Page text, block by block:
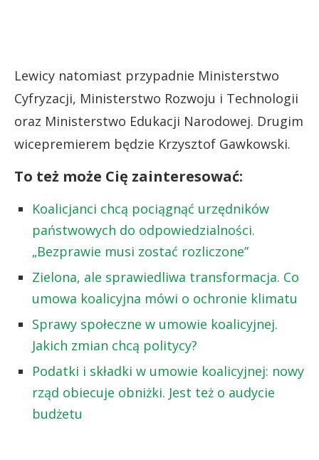
Lewicy natomiast przypadnie Ministerstwo
Cyfryzacji, Ministerstwo Rozwoju i Technologii
oraz Ministerstwo Edukacji Narodowej. Drugim
wicepremierem będzie Krzysztof Gawkowski.
To też może Cię zainteresować:
Koalicjanci chcą pociągnąć urzędników
państwowych do odpowiedzialności.
„Bezprawie musi zostać rozliczone”
Zielona, ale sprawiedliwa transformacja. Co
umowa koalicyjna mówi o ochronie klimatu
Sprawy społeczne w umowie koalicyjnej.
Jakich zmian chcą politycy?
Podatki i składki w umowie koalicyjnej: nowy
rząd obiecuje obniżki. Jest też o audycie
budżetu